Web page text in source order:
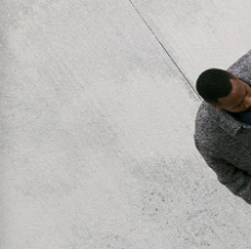
6 Modelle
3 Modelle